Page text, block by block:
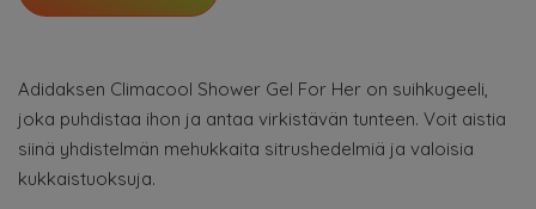
Adidaksen Climacool Shower Gel For Her on suihkugeeli,
joka puhdistaa ihon ja antaa virkistävän tunteen. Voit aistia
siinä yhdistelmän mehukkaita sitrushedelmiä ja valoisia
kukkaistuoksuja.